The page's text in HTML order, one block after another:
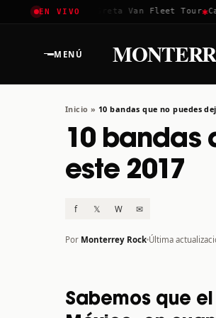
EN VIVO
Coachella 2026✱ Greta Van Fleet Tour✱
MENÚ
Inicio » 10 bandas que no puedes
10 bandas
este 2017
f 𝕏 W ✉
Por Monterrey Rock Última
Sabemos que